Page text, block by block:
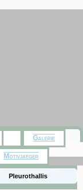
Pleurothallis
Galerie
Motivjaeger